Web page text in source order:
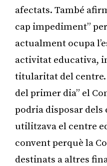
afectats. També
cap impediment”
actualment ocupa
activitat educativa,
titularitat del centre.
del primer dia” el
podria disposar dels
utilitzava el centre
convent perquè la
destinats a altres